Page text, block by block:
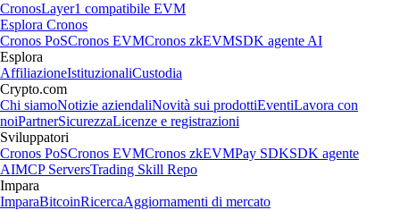
CronosLayer1 compatibile EVM
Esplora Cronos
Cronos PoSCronos EVMCronos zkEVMSDK agente AI
Esplora
AffiliazioneIstituzionaliCustodia
Crypto.com
Chi siamoNotizie aziendaliNovità sui prodottiEventiLavora con
noiPartnerSicurezzaLicenze e registrazioni
Sviluppatori
Cronos PoSCronos EVMCronos zkEVMPay SDKSDK agente
AIMCP ServersTrading Skill Repo
Impara
ImparaBitcoinRicercaAggiornamenti di mercato